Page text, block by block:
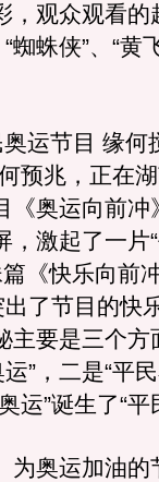
，观众观看的
蜘蛛侠”、“黄
运节目 缘何
预兆，正在
《奥运向前冲
激起了一片
《快乐向前
了节目的快
要是三个方
”，二是“平
运”诞生了“平
奥运加油的